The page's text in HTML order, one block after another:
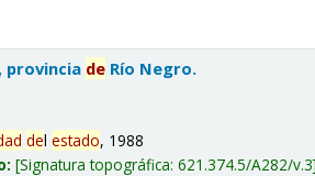
provincia de Río Negro.
delestado, 1988
Signatura topográfica:621.374.5/A282/v.3